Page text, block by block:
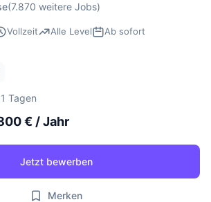
(7.870 weitere Jobs)
Vollzeit Alle Level
Ab sofort
Tagen
€ / Jahr
Jetzt bewerben
Merken